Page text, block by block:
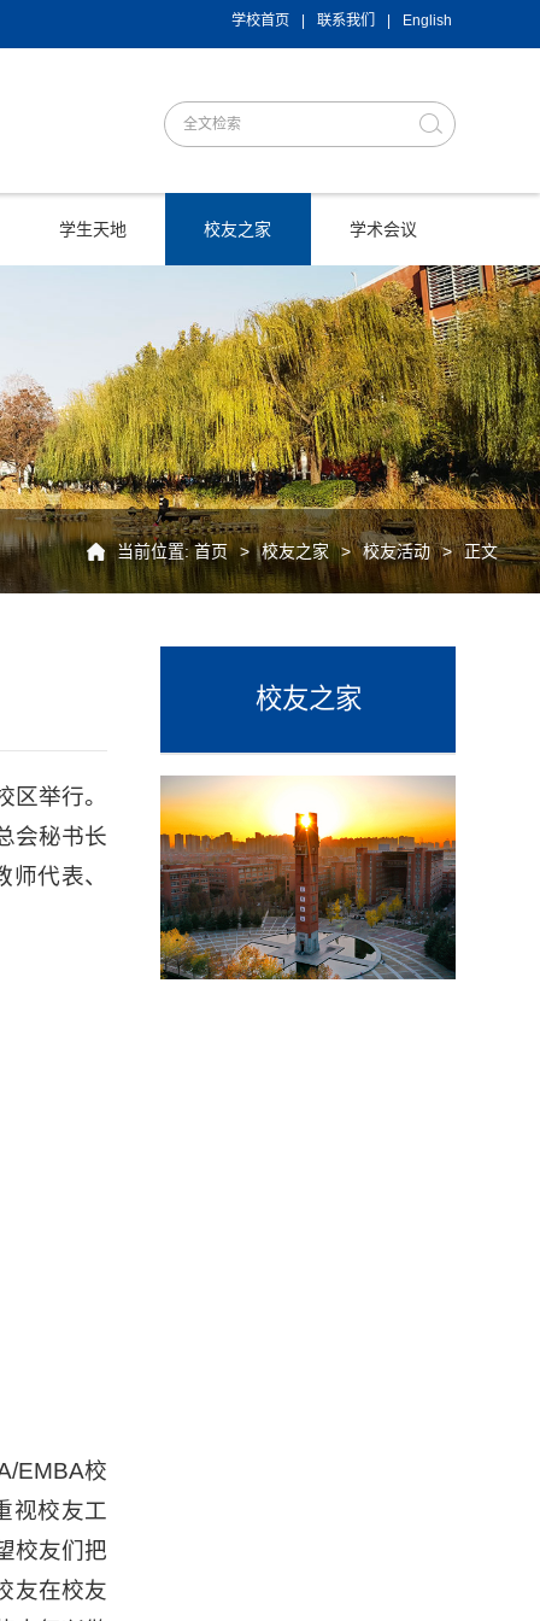
学校首页 联系我们 English
学生天地 校友之家 学术会议
当前位置:首页 > 校友之家 > 校友活动 > 正文
校友之家
举行。
会秘书长
代表、
EMBA校
视校友工
校友们把
友在校友